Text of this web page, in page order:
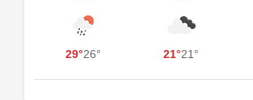
29°26° 21°21°